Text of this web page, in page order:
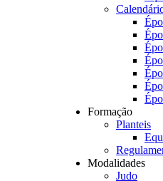
Formação
Planteis
Modalidades
Judo